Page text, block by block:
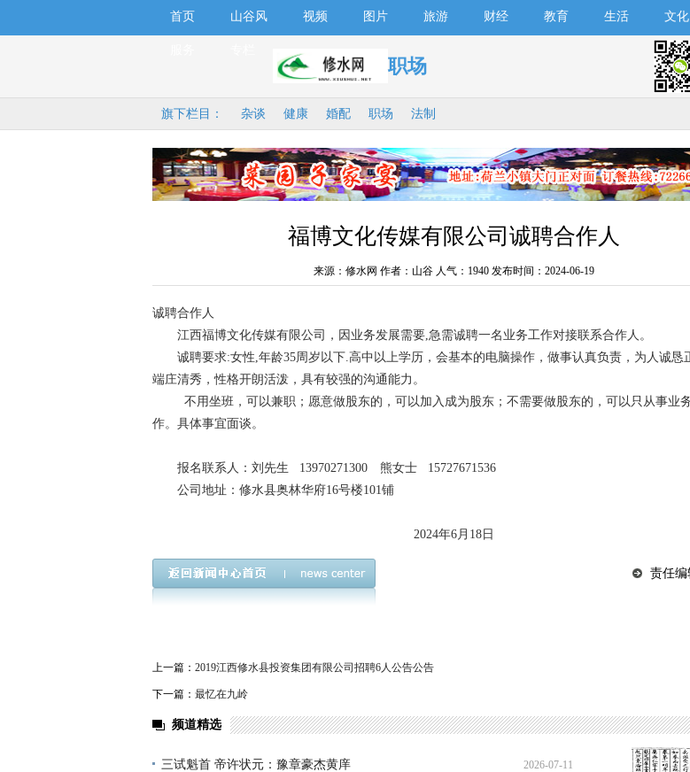
首页 山谷风 视频 图片 旅游 财经 教育 生活 文化
职场
旗下栏目： 杂谈 健康 婚配 职场 法制
福博文化传媒有限公司诚聘合作人
来源：修水网 作者：山谷 人气： 1940 发布时间：2024-06-19
诚聘合作人
江西福博文化传媒有限公司，因业务发展需要,急需诚聘一名业务工作对接联系合作人。
诚聘要求:女性,年龄35周岁以下.高中以上学历，会基本的电脑操作，做事认真负责，为人诚恳
端庄清秀，性格开朗活泼，具有较强的沟通能力。
不用坐班，可以兼职；愿意做股东的，可以加入成为股东；不需要做股东的，可以只从事业
作。具体事宜面谈。
报名联系人：刘先生 13970271300 熊女士 15727671536
公司地址：修水县奥林华府16号楼101铺
2024年6月18日
责任
上一篇： 2019江西修水县投资集团有限公司招聘6人公告公告
下一篇： 最忆在九岭
频道精选
三试魁首 帝许状元：豫章豪杰黄庠 2026-07-11